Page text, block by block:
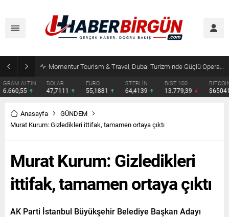
Erdoğan, Suudi Arabistan’da Muhammed Bin Selman ve Şahbaz Şerif ile Görüşecek
DOLAR
47,7111
EURO
55,1881
STERLİN
64,4139
BIST 100
13.779,39
BITCOIN
$65041
Anasayfa
GÜNDEM
Murat Kurum: Gizledikleri ittifak, tamamen ortaya çıktı
Murat Kurum: Gizledikleri
ittifak, tamamen ortaya çıktı
AK Parti İstanbul Büyükşehir Belediye Başkan Adayı